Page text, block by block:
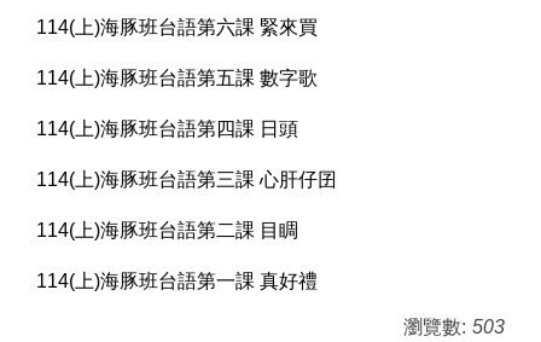
114(上)海豚班台語第六課 緊來買
114(上)海豚班台語第五課 數字歌
114(上)海豚班台語第四課 日頭
114(上)海豚班台語第三課 心肝仔囝
114(上)海豚班台語第二課 目睭
114(上)海豚班台語第一課 真好禮
瀏覽數: 503